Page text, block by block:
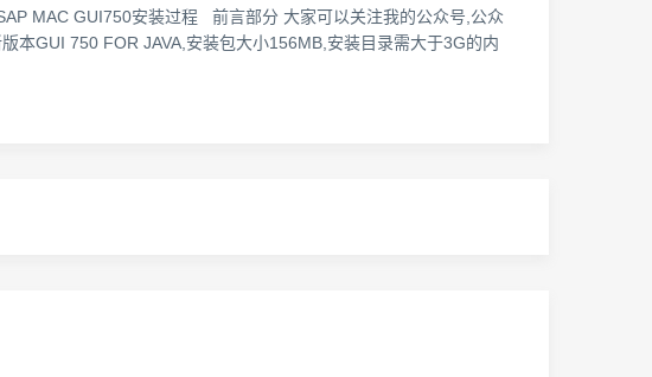
MAC GUI750安装过程 前言部分 大家可以关注我的公众号,公众
本GUI 750 FOR JAVA,安装包大小156MB,安装目录需大于3G的内